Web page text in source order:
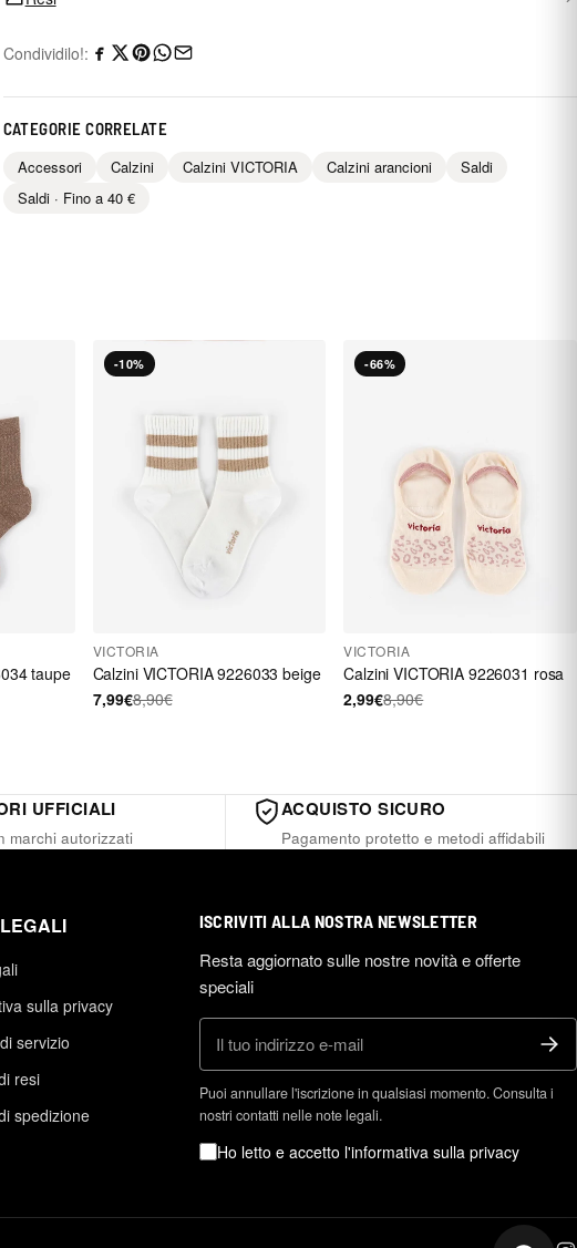
Condividilo!:
CATEGORIE CORRELATE
Accessori Calzini Calzini VICTORIA Calzini arancioni
Saldi
Saldi · Fino a 40 €
taupe
-10%
VICTORIA
Calzini VICTORIA 9226033 beige
7,99€8,90€
-66%
VICTORIA
Calzini VICTORIA 9226031 rosa
2,99€8,90€
UFFICIALI
marchi autorizzati
ACQUISTO SICURO
Pagamento protetto e metodi affidabili
sulla privacy
servizio
resi
spedizione
ISCRIVITI ALLA NOSTRA NEWSLETTER
Resta aggiornato sulle nostre novità e offerte
speciali
Puoi annullare l'iscrizione in qualsiasi momento. Consulta i
nostri contatti nelle note legali.
Ho letto e accetto l'informativa sulla privacy